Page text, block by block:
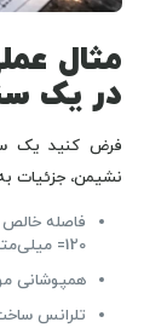
مثال
در یک
فرض کنید یک
نشیمن، جزئیات
فاصله
=120 میلی‌متر
همپوشانی
تلرانس